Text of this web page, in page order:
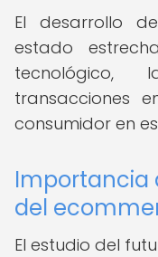
El desarrollo
estado
transacciones
consumidor en
Importancia
del
El estudio del